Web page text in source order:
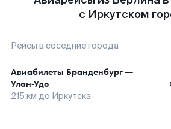
с Иркутском
Рейсы в соседние города
Авиабилеты Бранденбург—
Улан-Удэ
215 км до Иркутска